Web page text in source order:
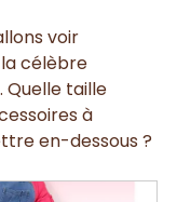
voir
célèbre
Quelle taille
à
en-dessous ?